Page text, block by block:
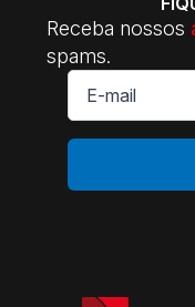
Receba nossos
spams.
E-
mail